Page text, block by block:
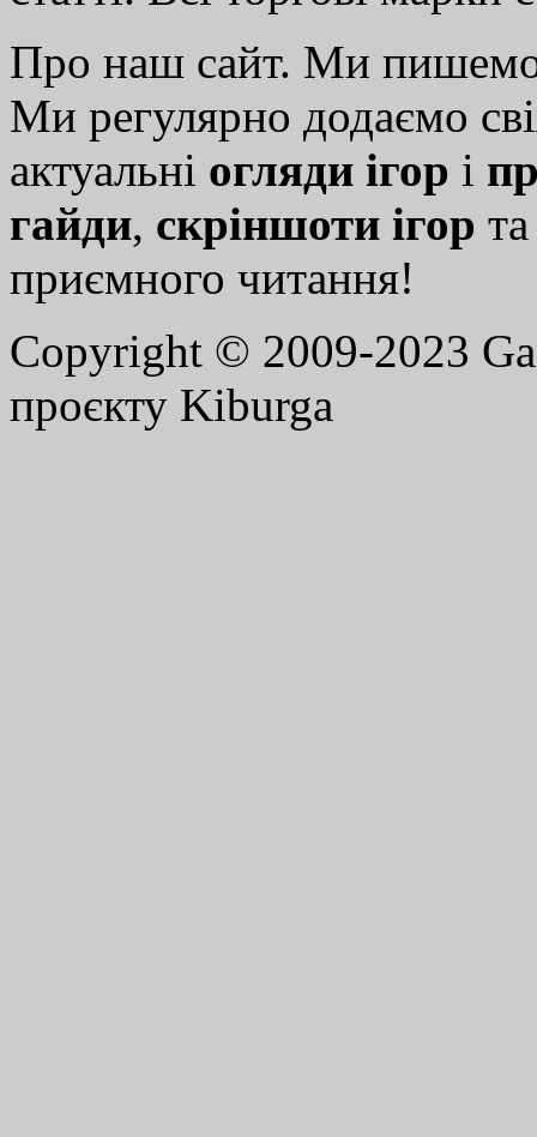
Про наш сайт. Ми
Ми регулярно додаємо
актуальні огляди ігор і
гайди, скріншоти ігор
приємного читання!
Copyright © 2009-2023
проєкту Kiburga